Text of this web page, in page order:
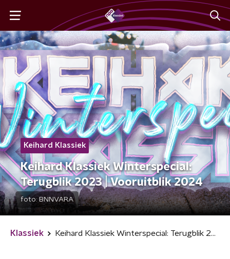
Keihard Klassiek
Keihard Klassiek Winterspecial:
Terugblik 2023 | Vooruitblik 2024
foto: BNNVARA
Klassiek Keihard Klassiek Winterspecial: Terugblik 2023 | Vooruitblik 2024